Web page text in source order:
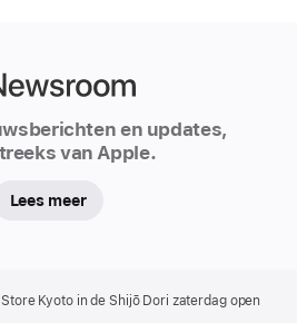
en updates,
van Apple.
Lees meer
Kyoto in de Shijō Dori zaterdag open